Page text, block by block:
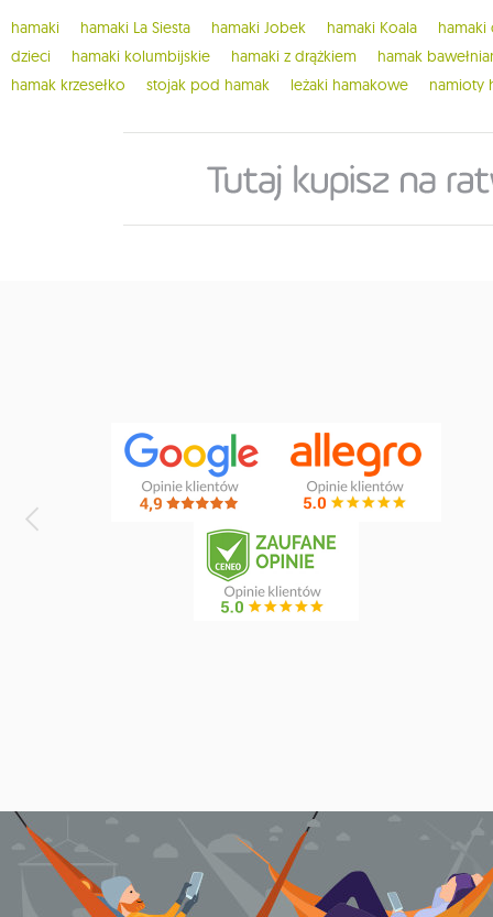
hamaki hamaki La Siesta hamaki Jobek hamaki Koala
dzieci
hamaki kolumbijskie hamaki z drążkiem hamak
hamak krzesełko
stojak pod hamak leżaki hamakowe namioty